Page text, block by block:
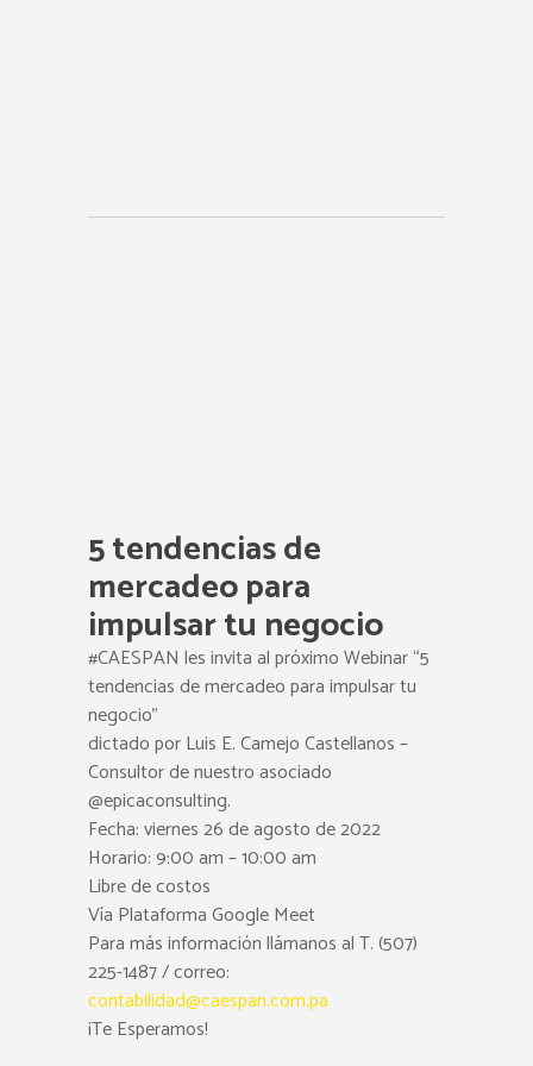
5 tendencias de
mercadeo para
impulsar tu negocio
#CAESPAN les invita al próximo Webinar “5
tendencias de mercadeo para impulsar tu
negocio”
dictado por Luis E. Camejo Castellanos –
Consultor de nuestro asociado
@epicaconsulting.
Fecha: viernes 26 de agosto de 2022
Horario: 9:00 am – 10:00 am
Libre de costos
Vía Plataforma Google Meet
Para más información llámanos al T. (507)
225-1487 / correo:
contabilidad@caespan.com.pa
¡Te Esperamos!